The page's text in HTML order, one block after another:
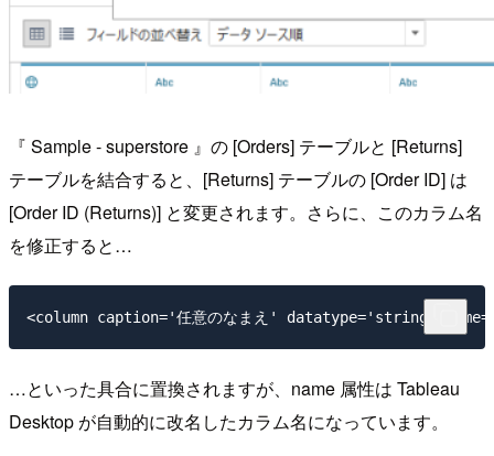
『 Sample - superstore 』の [Orders] テーブルと [Returns]
テーブルを結合すると、[Returns] テーブルの [Order ID] は
[Order ID (Returns)] と変更されます。さらに、このカラム名
を修正すると…
…といった具合に置換されますが、name 属性は Tableau
Desktop が自動的に改名したカラム名になっています。